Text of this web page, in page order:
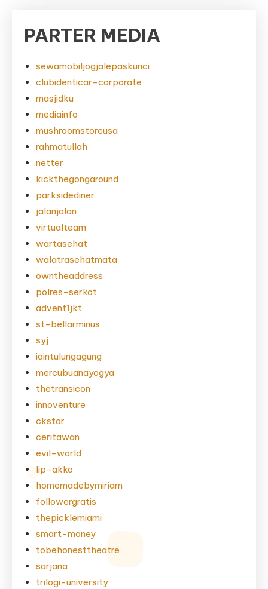
PARTER MEDIA
sewamobiljogjalepaskunci
clubidenticar-corporate
masjidku
mediainfo
mushroomstoreusa
rahmatullah
netter
kickthegongaround
parksidediner
jalanjalan
virtualteam
wartasehat
walatrasehatmata
owntheaddress
polres-serkot
advent1jkt
st-bellarminus
syj
iaintulungagung
mercubuanayogya
thetransicon
innoventure
ckstar
ceritawan
evil-world
lip-akko
homemadebymiriam
followergratis
thepicklemiami
smart-money
tobehonesttheatre
sarjana
trilogi-university